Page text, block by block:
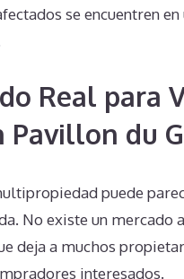
se encuentren
Real para
Pavillon du
puede
No existe un mercado
deja a muchos
interesados.